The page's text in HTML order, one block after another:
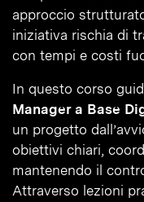
approccio
iniziativa rischia di
con tempi e costi
In questo corso
Manager a Base
un progetto
obiettivi chiari,
mantenendo il
Attraverso lezioni